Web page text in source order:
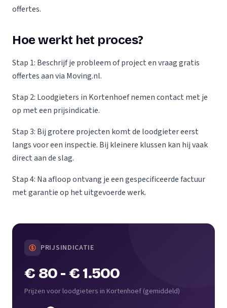
offertes.
Hoe werkt het proces?
Stap 1: Beschrijf je probleem of project en vraag gratis
offertes aan via Moving.nl.
Stap 2: Loodgieters in Kortenhoef nemen contact met je
op met een prijsindicatie.
Stap 3: Bij grotere projecten komt de loodgieter eerst
langs voor een inspectie. Bij kleinere klussen kan hij vaak
direct aan de slag.
Stap 4: Na afloop ontvang je een gespecificeerde factuur
met garantie op het uitgevoerde werk.
PRIJSINDICATIE
€ 80-€ 1.500
Prijzen voor loodgieters in Kortenhoef (gemiddeld)